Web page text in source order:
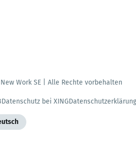
Work SE | Alle Rechte vorbehalten
Datenschutz bei XINGDatenschutzerklärung